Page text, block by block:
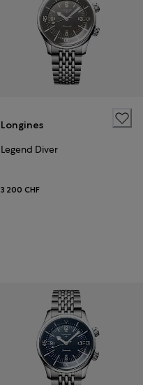
Longines
Legend Diver
3 200 CHF